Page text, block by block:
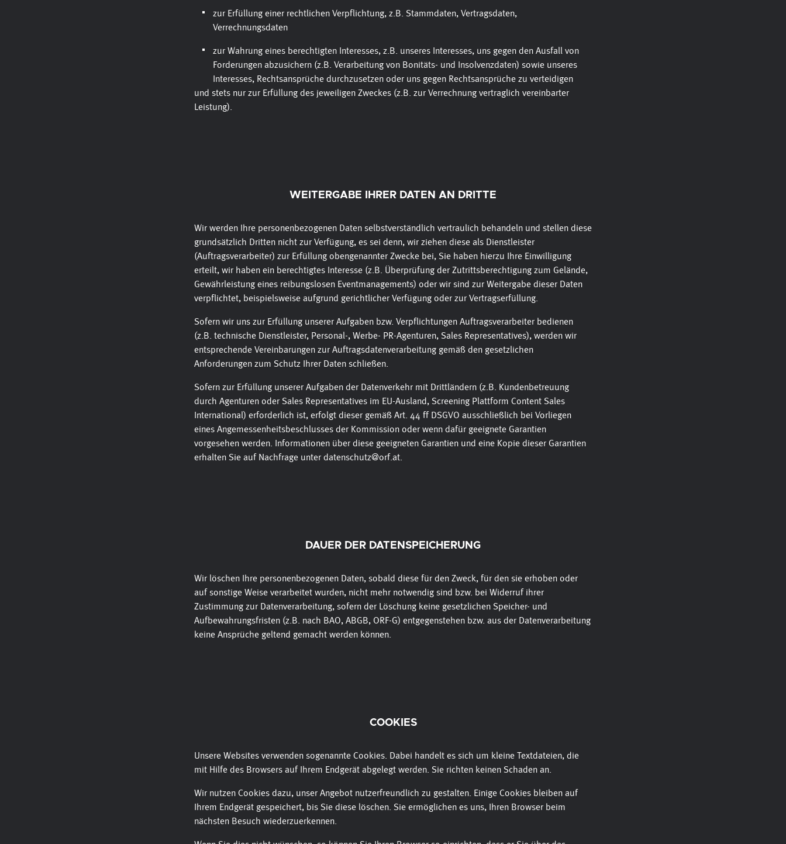
zur Erfüllung einer rechtlichen Verpflichtung, z.B. Stammdaten, Vertragsdaten,
Verrechnungsdaten
zur Wahrung eines berechtigten Interesses, z.B. unseres Interesses, uns gegen den Ausfall von
Forderungen abzusichern (z.B. Verarbeitung von Bonitäts- und Insolvenzdaten) sowie unseres
Interesses, Rechtsansprüche durchzusetzen oder uns gegen Rechtsansprüche zu verteidigen
und stets nur zur Erfüllung des jeweiligen Zweckes (z.B. zur Verrechnung vertraglich vereinbarter
Leistung).
WEITERGABE IHRER DATEN AN DRITTE
Wir werden Ihre personenbezogenen Daten selbstverständlich vertraulich behandeln und stellen diese
grundsätzlich Dritten nicht zur Verfügung, es sei denn, wir ziehen diese als Dienstleister
(Auftragsverarbeiter) zur Erfüllung obengenannter Zwecke bei, Sie haben hierzu Ihre Einwilligung
erteilt, wir haben ein berechtigtes Interesse (z.B. Überprüfung der Zutrittsberechtigung zum Gelände,
Gewährleistung eines reibungslosen Eventmanagements) oder wir sind zur Weitergabe dieser Daten
verpflichtet, beispielsweise aufgrund gerichtlicher Verfügung oder zur Vertragserfüllung.
Sofern wir uns zur Erfüllung unserer Aufgaben bzw. Verpflichtungen Auftragsverarbeiter bedienen
(z.B. technische Dienstleister, Personal-, Werbe- PR-Agenturen, Sales Representatives), werden wir
entsprechende Vereinbarungen zur Auftragsdatenverarbeitung gemäß den gesetzlichen
Anforderungen zum Schutz Ihrer Daten schließen.
Sofern zur Erfüllung unserer Aufgaben der Datenverkehr mit Drittländern (z.B. Kundenbetreuung
durch Agenturen oder Sales Representatives im EU-Ausland, Screening Plattform Content Sales
International) erforderlich ist, erfolgt dieser gemäß Art. 44 ff DSGVO ausschließlich bei Vorliegen
eines Angemessenheitsbeschlusses der Kommission oder wenn dafür geeignete Garantien
vorgesehen werden. Informationen über diese geeigneten Garantien und eine Kopie dieser Garantien
erhalten Sie auf Nachfrage unter datenschutz@orf.at.
DAUER DER DATENSPEICHERUNG
Wir löschen Ihre personenbezogenen Daten, sobald diese für den Zweck, für den sie erhoben oder
auf sonstige Weise verarbeitet wurden, nicht mehr notwendig sind bzw. bei Widerruf ihrer
Zustimmung zur Datenverarbeitung, sofern der Löschung keine gesetzlichen Speicher- und
Aufbewahrungsfristen (z.B. nach BAO, ABGB, ORF-G) entgegenstehen bzw. aus der Datenverarbeitung
keine Ansprüche geltend gemacht werden können.
COOKIES
Unsere Websites verwenden sogenannte Cookies. Dabei handelt es sich um kleine Textdateien, die
mit Hilfe des Browsers auf Ihrem Endgerät abgelegt werden. Sie richten keinen Schaden an.
Wir nutzen Cookies dazu, unser Angebot nutzerfreundlich zu gestalten. Einige Cookies bleiben auf
Ihrem Endgerät gespeichert, bis Sie diese löschen. Sie ermöglichen es uns, Ihren Browser beim
nächsten Besuch wiederzuerkennen.